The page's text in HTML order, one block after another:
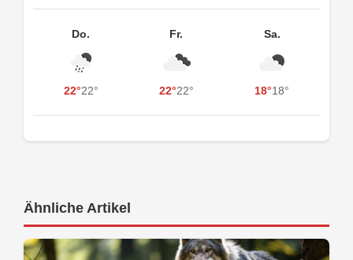
Do.
22°22°
Fr.
22°22°
Sa.
18°18°
Ähnliche Artikel